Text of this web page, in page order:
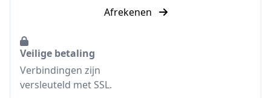
Afrekenen
Veilige betaling
Verbindingen zijn
versleuteld met SSL.